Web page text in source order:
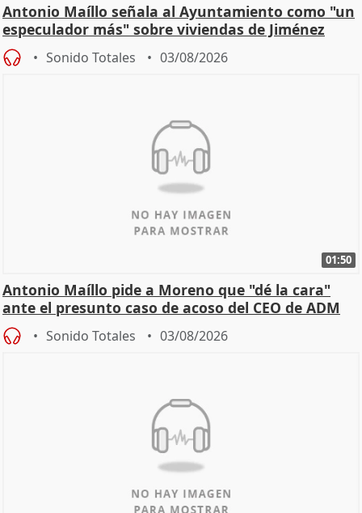
Antonio Maíllo señala al Ayuntamiento como "un
especulador más" sobre viviendas de Jiménez
Becerril
Sonido Totales 03/08/2026
01:50
Antonio Maíllo pide a Moreno que "dé la cara"
ante el presunto caso de acoso del CEO de ADM
Sonido Totales 03/08/2026